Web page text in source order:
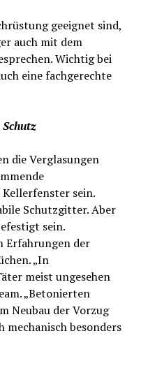
geeignet sind,
auch mit dem
Wichtig bei
eine fachgerechte
die Verglasungen
sein.
Schutzgitter. Aber
sein.
Erfahrungen der
„In
meist ungesehen
„Betonierten
Neubau der Vorzug
mechanisch besonders